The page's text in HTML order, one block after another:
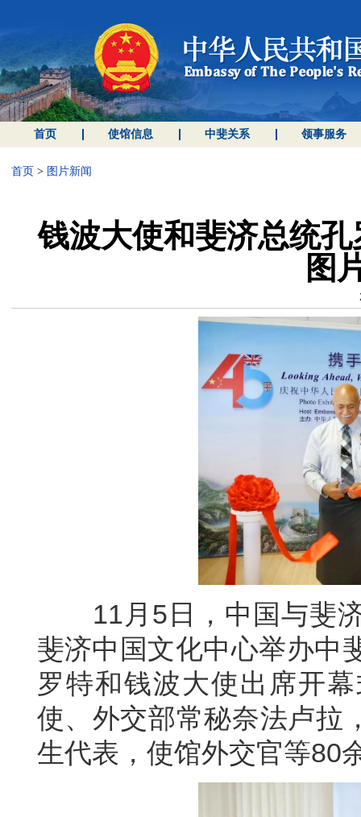
首页 使馆信息 中斐关系 领事服务
首页 > 图片新闻
钱波大使和斐济总统
图
11月5日，中国与斐济
斐济中国文化中心举办中
罗特和钱波大使出席开
使、外交部常秘奈法卢拉
生代表，使馆外交官等80